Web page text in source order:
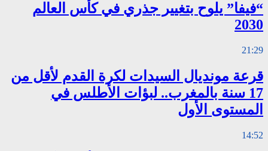
“فيفا” يلوح بتغيير جذري في كأس العالم
2030
21:29
قرعة مونديال السيدات لكرة القدم لأقل من
17 سنة بالمغرب.. لبؤات الأطلس في
المستوى الأول
14:52